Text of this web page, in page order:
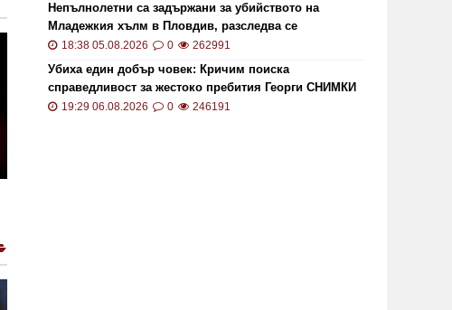
НОИ ще проверява за размера на
Непълнолетни са задържани за убийството на
Младежкия хълм в Пловдив, разследва се
хомофобски мотив
18:38 05.08.2026 0 262991
Убиха един добър човек: Кричим поиска
справедливост за жестоко пребития Георги СНИМКИ
и ВИДЕО
19:29 06.08.2026 0 246191